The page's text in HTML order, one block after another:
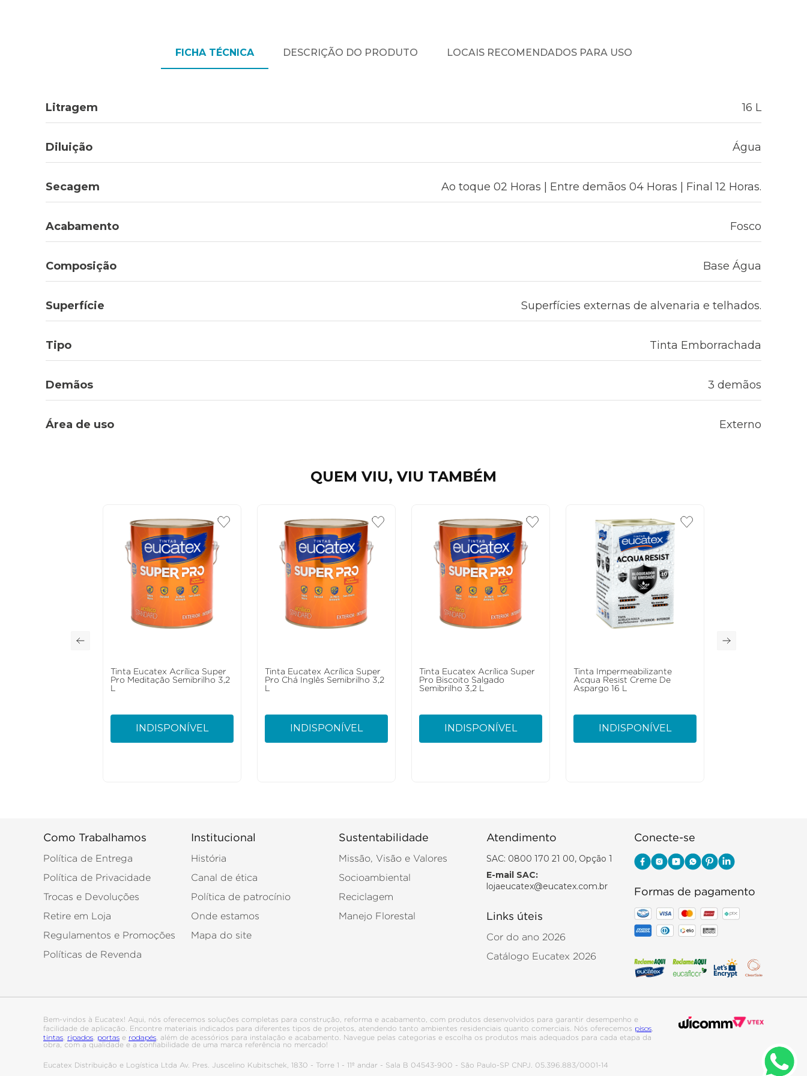
FICHA TÉCNICA DESCRIÇÃO DO PRODUTO LOCAIS RECOMENDADOS PARA USO
Litragem 16 L
Diluição Água
Secagem Ao toque 02 Horas | Entre demãos 04 Horas | Final 12 Horas.
Acabamento Fosco
Composição Base Água
Superfície Superfícies externas de alvenaria e telhados.
Tipo Tinta Emborrachada
Demãos 3 demãos
Área de uso Externo
QUEM VIU, VIU TAMBÉM
Tinta Eucatex Acrílica Super
Pro Meditação Semibrilho 3,2
INDISPONÍVEL
Tinta Eucatex Acrílica Super
Pro Chá Inglês Semibrilho 3,2
INDISPONÍVEL
Tinta Eucatex Acrílica Super
Pro Biscoito Salgado
Semibrilho 3,2 L
INDISPONÍVEL
Tinta Impermeabilizante
Acqua Resist Creme De
Aspargo 16 L
INDISPONÍVEL
Como Trabalhamos
Política de Entrega
Política de Privacidade
Trocas e Devoluções
Retire em Loja
Regulamentos e Promoções
Políticas de Revenda
Institucional
História
Canal de ética
Política de patrocínio
Onde estamos
Mapa do site
Sustentabilidade
Missão, Visão e Valores
Socioambiental
Reciclagem
Manejo Florestal
Atendimento
SAC: 0800 170 21 00, Opção 1
E-mail SAC:
lojaeucatex@eucatex.com.br
Links úteis
Cor do ano 2026
Catálogo Eucatex 2026
Conecte-se
Formas de pagamento
Bem-vindos à Eucatex! Aqui, nós oferecemos soluções completas para construção, reforma e acabamento, com produtos desenvolvidos para garantir desempenho e
facilidade de aplicação. Encontre materiais indicados para diferentes tipos de projetos, atendendo tanto ambientes residenciais quanto comerciais. Nós oferecemos pisos
tintas ripados portas e rodapés , além de acessórios para instalação e acabamento. Navegue pelas categorias e escolha os produtos mais adequados para cada etapa da
obra, com a qualidade e a confiabilidade de uma marca referência no mercado!
Eucatex Distribuição e Logística Ltda Av. Pres. Juscelino Kubitschek, 1830 - Torre 1 - 11º andar - Sala B 04543-900 - São Paulo-SP CNPJ. 05.396.883/0001-14